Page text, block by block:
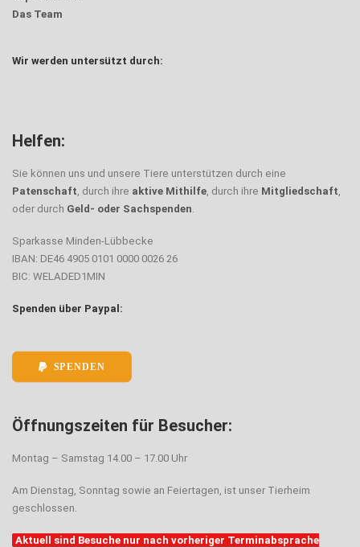
Das Team
Wir werden untersützt durch:
Helfen:
Sie können uns und unsere Tiere unterstützen durch eine
Patenschaft, durch ihre aktive Mithilfe, durch ihre Mitgliedschaft,
oder durch Geld- oder Sachspenden.
Sparkasse Minden-Lübbecke
IBAN: DE46 4905 0101 0000 0026 26
BIC: WELADED1MIN
Spenden über Paypal:
SPENDEN
Öffnungszeiten für Besucher:
Montag – Samstag 14.00 – 17.00 Uhr
Am Dienstag, Sonntag sowie an Feiertagen, ist unser Tierheim
geschlossen.
Aktuell sind Besuche nur nach vorheriger Terminabsprache